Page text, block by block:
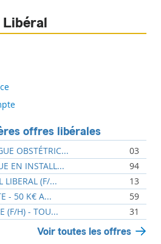
Libéral
offres libérales
OBSTÉTRIC...
03
EN INSTALL...
94
LIBERAL (F/...
13
- 50 K€ A...
59
(F/H) - TOU...
31
Voir toutes les offres